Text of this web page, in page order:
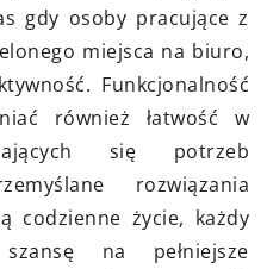
gdy osoby pracujące z
miejsca na biuro,
Funkcjonalność
również łatwość w
się potrzeb
rozwiązania
codzienne życie, każdy
na pełniejsze